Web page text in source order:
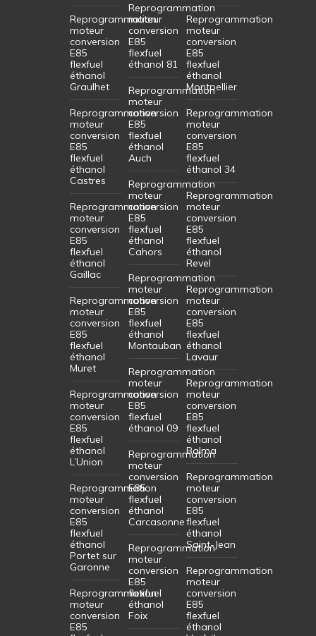
Reprogrammation
moteur
conversion
E85
flexfuel
éthanol
Graulhet
Reprogrammation
moteur
conversion
E85
flexfuel
éthanol
Castres
Reprogrammation
moteur
conversion
E85
flexfuel
éthanol
Gaillac
Reprogrammation
moteur
conversion
E85
flexfuel
éthanol
Muret
Reprogrammation
moteur
conversion
E85
flexfuel
éthanol
L’Union
Reprogrammation
moteur
conversion
E85
flexfuel
éthanol
Portet sur
Garonne
Reprogrammation
moteur
conversion
E85
Reprogrammation
moteur
conversion
E85
flexfuel
éthanol 81
Reprogrammation
moteur
conversion
E85
flexfuel
éthanol
Auch
Reprogrammation
moteur
conversion
E85
flexfuel
éthanol
Cahors
Reprogrammation
moteur
conversion
E85
flexfuel
éthanol
Montauban
Reprogrammation
moteur
conversion
E85
flexfuel
éthanol 09
Reprogrammation
moteur
conversion
E85
flexfuel
éthanol
Carcasonne
Reprogrammation
moteur
conversion
E85
flexfuel
éthanol
Foix
Reprogrammation
moteur
conversion
E85
flexfuel
éthanol
Montpellier
Reprogrammation
moteur
conversion
E85
flexfuel
éthanol 34
Reprogrammation
moteur
conversion
E85
flexfuel
éthanol
Revel
Reprogrammation
moteur
conversion
E85
flexfuel
éthanol
Lavaur
Reprogrammation
moteur
conversion
E85
flexfuel
éthanol
Balma
Reprogrammation
moteur
conversion
E85
flexfuel
éthanol
Saint-Jean
Reprogrammation
moteur
conversion
E85
flexfuel
éthanol